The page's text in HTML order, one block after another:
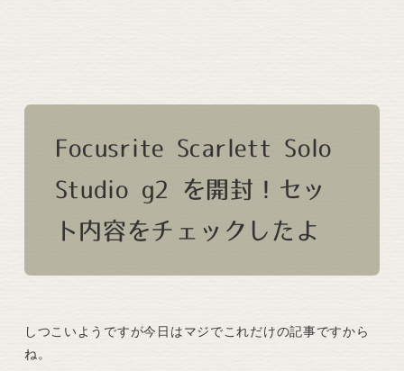
Focusrite Scarlett Solo
Studio g2 を開封！セッ
ト内容をチェックしたよ
しつこいようですが今日はマジでこれだけの記事ですから
ね。